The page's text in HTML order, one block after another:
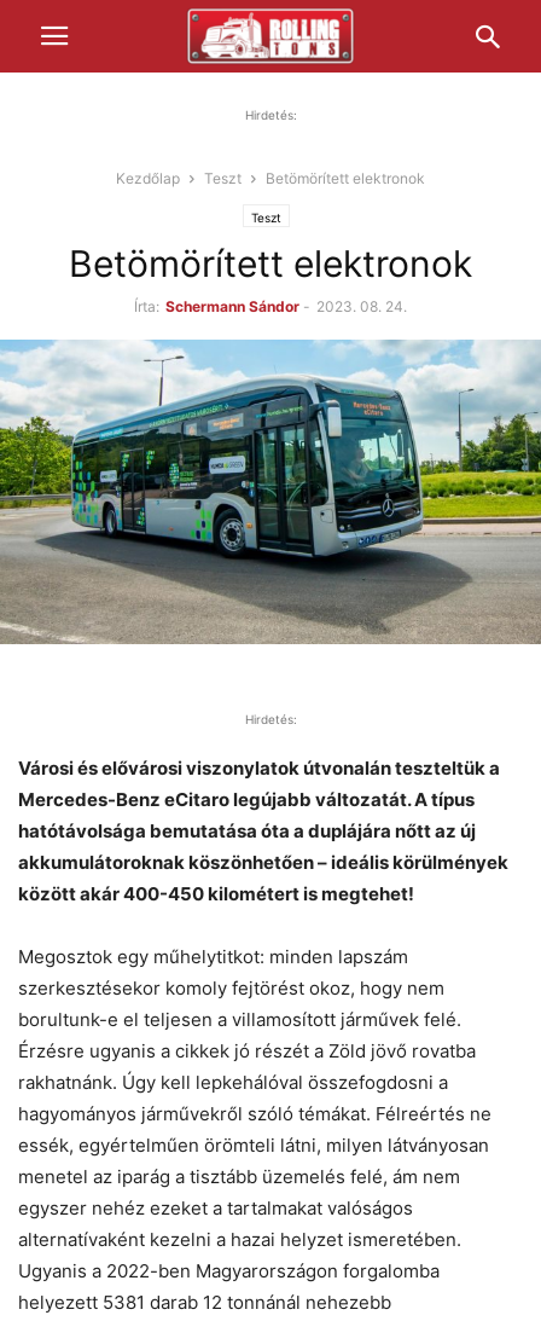
Hirdetés:
Kezdőlap Teszt Betömörített elektronok
Teszt
Betömörített elektronok
Írta: Schermann Sándor - 2023. 08. 24.
Hirdetés:
Városi és elővárosi viszonylatok útvonalán teszteltük a
Mercedes-Benz eCitaro legújabb változatát. A típus
hatótávolsága bemutatása óta a duplájára nőtt az új
akkumulátoroknak köszönhetően – ideális körülmények
között akár 400-450 kilométert is megtehet!
Megosztok egy műhelytitkot: minden lapszám
szerkesztésekor komoly fejtörést okoz, hogy nem
borultunk-e el teljesen a villamosított járművek felé.
Érzésre ugyanis a cikkek jó ­részét a Zöld jövő rovatba
rakhatnánk. Úgy kell lepkehálóval összefogdosni a
hagyományos járművekről szóló témákat. Félreértés ne
essék, egyértelműen örömteli látni, milyen látványosan
menetel az iparág a tisztább üzemelés felé, ám nem
egyszer nehéz ezeket a tartalmakat valóságos
alternatívaként kezelni a hazai helyzet ismeretében.
Ugyanis a 2022-ben Magyarországon forgalomba
helyezett 5381 darab 12 tonnánál nehezebb